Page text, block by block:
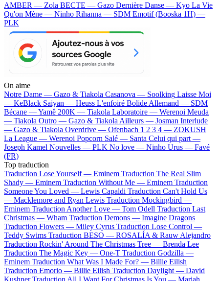
AMBER — Zola BECTE — Gazo Dernière Danse — Kyo La Vie
Qu'on Mène — Ninho Rihanna — SDM Emotif (Booska 1H) —
PLK
On aime
Notre Dame — Gazo & Tiakola Casanova — Soolking Laisse Moi
— KeBlack Saiyan — Heuss L'enfoiré Bolide Allemand — SDM
Bécane —Yamê 200K — Tiakola Laboratoire — Werenoi Meuda
— Tiakola Outro — Gazo & Tiakola Ailleurs — Josman Interlude
— Gazo & Tiakola Overdrive — Ofenbach 1 2 3 4 — ZOKUSH
La League — Werenoi Popcorn Salé — Santa Celui qui part —
Joseph Kamel Nouvelles — PLK No love — Ninho Urus — Favé
(FR)
Top traduction
Traduction Lose Yourself — Eminem Traduction The Real Slim
Shady — Eminem Traduction Without Me — Eminem Traduction
Someone You Loved — Lewis Capaldi Traduction Can't Hold Us
— Macklemore and Ryan Lewis Traduction Mockingbird —
Eminem Traduction Another Love — Tom Odell Traduction Last
Christmas — Wham Traduction Demons — Imagine Dragons
Traduction Flowers — Miley Cyrus Traduction Lose Control —
Teddy Swims Traduction BESO — ROSALÍA & Rauw Alejandro
Traduction Rockin' Around The Christmas Tree — Brenda Lee
Traduction The Magic Key — One-T Traduction Godzilla —
Eminem Traduction What Was I Made For? — Billie Eilish
Traduction Emorio — Billie Eilish Traduction Daylight — David
Kushner Traduction All I Want For Christmas Is You — Mariah